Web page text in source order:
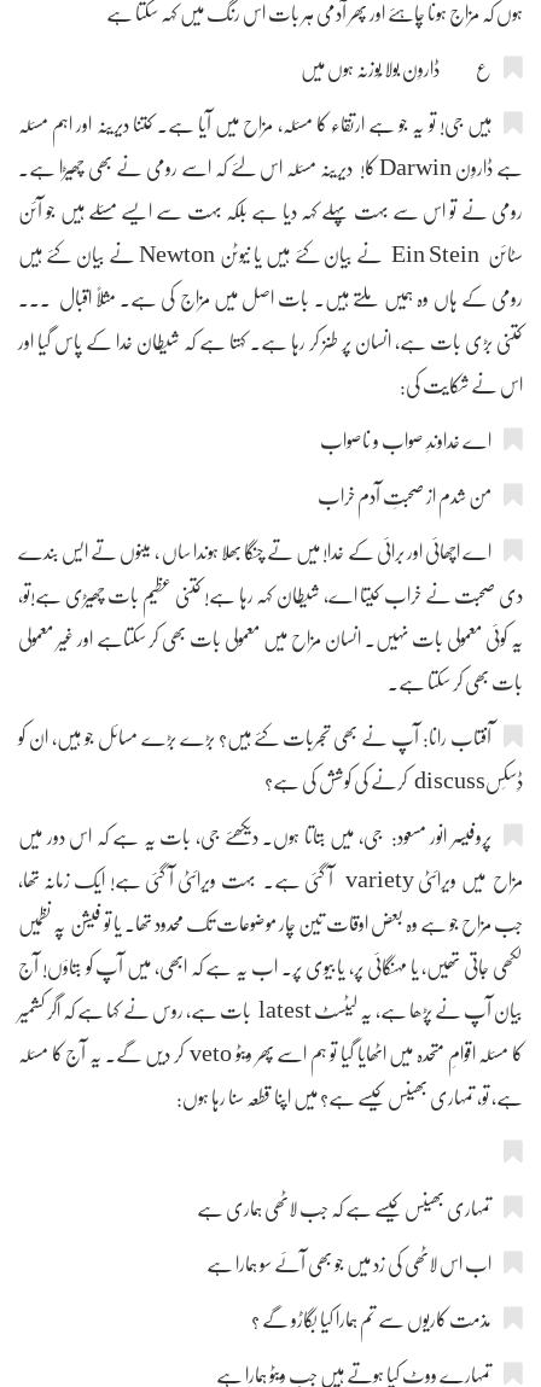
ہوں کہ مزاج ہونا چاہئے اور پھر آدمی ہر بات اس رنگ میں کہہ سکتا ہے
ع ڈاروِن بولا بُوزنہ ہوں میں
ہیں جی! تو یہ جو ہے ارتقاء کا مسئلہ، مزاح میں آیا ہے۔ کتنا دیرینہ اور اہم مسئلہ
ہے ڈاروِن Darwin کا! دیرینہ مسئلہ اس لئے کہ اسے رومی نے بھی چھیڑا ہے۔
رومی نے تو اس سے بہت پہلے کہہ دیا ہے بلکہ بہت سے ایسے مسئلے ہیں جو آئن
سٹائن Ein Stein نے بیان کئے ہیں یا نیوٹن Newton نے بیان کئے ہیں
رومی کے ہاں وہ ہمیں ملتے ہیں۔ بات اصل میں مزاج کی ہے۔ مثلاً اقبال ۔۔۔
کتنی بڑی بات ہے، انسان پر طنز کر رہا ہے۔ کہتا ہے کہ شیطان خدا کے پاس گیا اور
اس نے شکایت کی:
اے خداوندِ صواب و ناصواب
من شدم از صحبتِ آدم خراب
اے اچھائی اور برائی کے خدا! میں تے چنگا بھلا ہوندا ساں ، مینوں تے ایس بندے
دی صحبت نے خراب کیتا اے، شیطان کہہ رہا ہے! کتنی عظیم بات چھیڑی ہے!تو،
یہ کوئی معمولی بات نہیں۔ انسان مزاح میں معمولی بات بھی کر سکتاہے اور غیر معمولی
بات بھی کر سکتا ہے۔
آفتاب رانا: آپ نے بھی تجربات کئے ہیں؟ بڑے بڑے مسائل جو ہیں، ان کو
ڈِسکَسdiscuss کرنے کی کوشش کی ہے؟
پروفیسر انور مسعود: جی، میں بتاتا ہوں۔ دیکھئے جی، بات یہ ہے کہ اس دور میں
مزاح میں ویرائٹی variety آ گئی ہے۔ بہت ویرائٹی آ گئی ہے! ایک زمانہ تھا،
جب مزاح جو ہے وہ بعض اوقات تین چار موضوعات تک محدود تھا۔ یا تو فیشن پہ نظمیں
لکھی جاتی تھیں، یا مہنگائی پر، یا بیوی پر۔ اب یہ ہے کہ ابھی، میں آپ کو بتاؤں! آج
بیان آپ نے پڑھا ہے، یہ لیٹسٹ latest بات ہے، روس نے کہا ہے کہ اگر کشمیر
کا مسئلہ اقوامِ متحدہ میں اٹھایا گیا تو ہم اسے پھر ویٹو veto کر دیں گے۔ یہ آج کا مسئلہ
ہے، تو، تمہاری بھینس کیسے ہے؟ میں اپنا قطعہ سنا رہا ہوں:
تمہاری بھینس کیسے ہے کہ جب لاٹھی ہماری ہے
اب اس لاٹھی کی زد میں جو بھی آئے سو ہمارا ہے
مذمت کاریوں سے تم ہمارا کیا بگاڑو گے ؟
تمہارے ووٹ کیا ہوتے ہیں جب ویٹو ہمارا ہے